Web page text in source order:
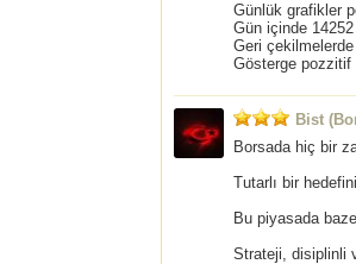
Günlük grafikler
Gün içinde
Geri
Gösterge pozzitif
Bist
Borsada hiç bir
Tutarlı bir
Bu piyasada
Strateji, disiplinli